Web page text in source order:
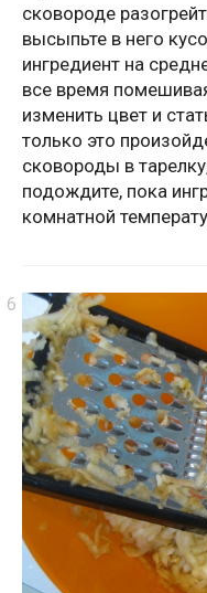
сковороде
высыпьте в него
ингредиент на
все время
изменить цвет и
только это
сковороды в
подождите, пока
комнатной